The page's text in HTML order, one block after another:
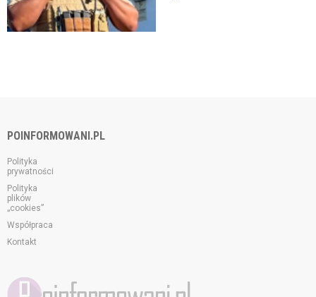
POINFORMOWANI.PL
Polityka
prywatności
Polityka
plików
„cookies”
Współpraca
Kontakt